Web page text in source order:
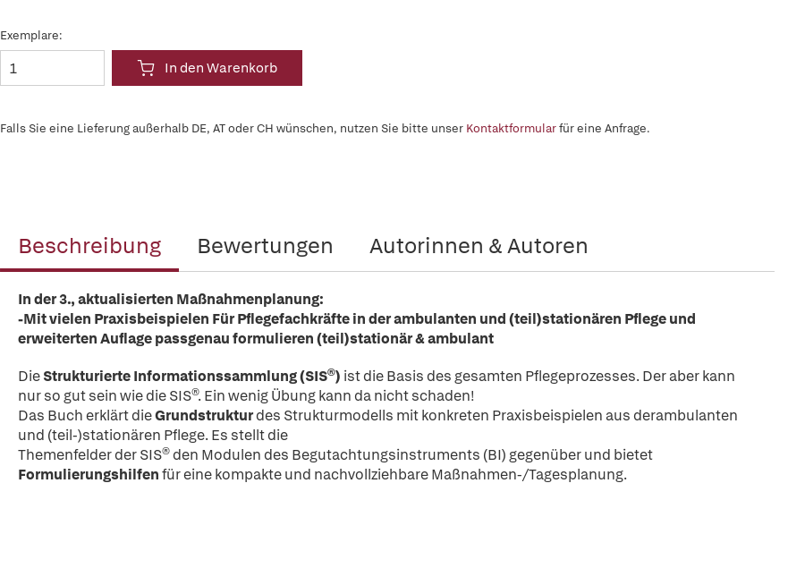
Exemplare:
In den Warenkorb
Falls Sie eine Lieferung außerhalb DE, AT oder CH wünschen, nutzen Sie bitte unser Kontaktformularfür eine Anfrage.
Beschreibung Bewertungen Autorinnen & Autoren
In der 3., aktualisierten Maßnahmenplanung:
-Mit vielen Praxisbeispielen Für Pflegefachkräfte in der ambulanten und (teil)stationären Pflege und
erweiterten Auflage passgenau formulieren (teil)stationär & ambulant
DieStrukturierte Informationssammlung (SIS®) ist die Basis des gesamten Pflegeprozesses. Der aber kann
nur so gut sein wie die SIS®. Ein wenig Übung kann da nicht schaden!
Das Buch erklärt dieGrundstrukturdes Strukturmodells mit konkreten Praxisbeispielen aus derambulanten
und (teil-)stationären Pflege. Es stellt die
Themenfelder der SIS® den Modulen des Begutachtungsinstruments (BI) gegenüber und bietet
Formulierungshilfenfür eine kompakte und nachvollziehbare Maßnahmen-/Tagesplanung.